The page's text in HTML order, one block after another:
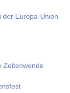
der Europa-Union
Zeitenwende